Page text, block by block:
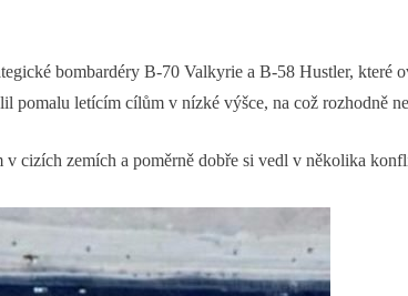
bombardéry B-70 Valkyrie a B-58 Hustler, které
letícím cílům v nízké výšce, na což rozhodně
cizích zemích a poměrně dobře si vedl v několika